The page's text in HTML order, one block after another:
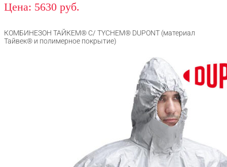
Цена: 5630 руб.
КОМБИНЕЗОН ТАЙКЕМ® С/ TYCHEM® DUPONT (материал
Тайвек® и полимерное покрытие)